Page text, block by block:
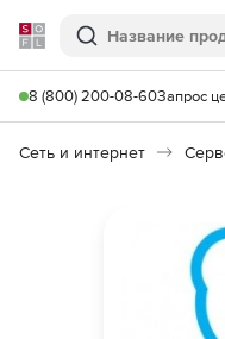
Softline
Поиск
8 (800) 200-08-60Запрос
Сеть и интернет